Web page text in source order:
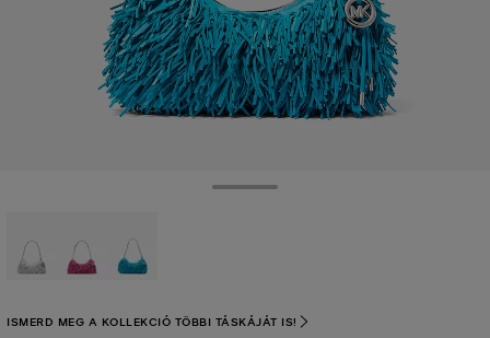
ISMERD MEG A KOLLEKCIÓ TÖBBI TÁSKÁJÁT IS!